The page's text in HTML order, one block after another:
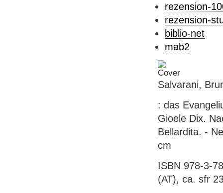
rezension-
rezension-
biblio-net
mab2
Salvarani,
: das
Gioele Dix.
Bellardita. -
cm
ISBN 978-3-
(AT), ca. sfr